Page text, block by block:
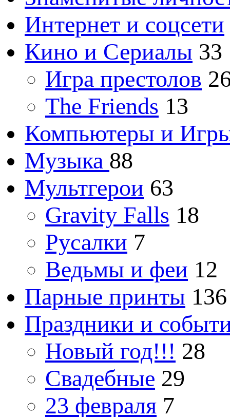
Интернет и соцсети
Кино и Сериалы 33
Игра престолов
The Friends 13
Компьютеры и
Музыка 88
Мультгерои 63
Gravity Falls 18
Русалки 7
Ведьмы и феи 12
Парные принты 136
Праздники и
Новый год!!! 28
Свадебные 29
23 февраля 7